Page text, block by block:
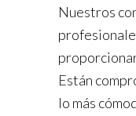
Nuestros
Están
lo más